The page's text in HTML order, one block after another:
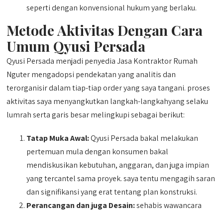
seperti dengan konvensional hukum yang berlaku.
Metode Aktivitas Dengan Cara
Umum Qyusi Persada
Qyusi Persada menjadi penyedia Jasa Kontraktor Rumah
Nguter mengadopsi pendekatan yang analitis dan
terorganisir dalam tiap-tiap order yang saya tangani. proses
aktivitas saya menyangkutkan langkah-langkahyang selaku
lumrah serta garis besar melingkupi sebagai berikut:
Tatap Muka Awal:Qyusi Persada bakal melakukan
pertemuan mula dengan konsumen bakal
mendiskusikan kebutuhan, anggaran, dan juga impian
yang tercantel sama proyek. saya tentu mengagih saran
dan signifikansi yang erat tentang plan konstruksi.
Perancangan dan juga Desain:sehabis wawancara